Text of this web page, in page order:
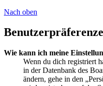
Nach oben
Wie kann ich meine
Wenn du dich registriert
in der Datenbank des
ändern, gehe in den